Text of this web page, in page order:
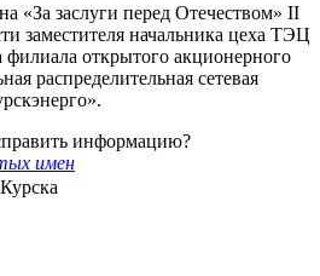
«За заслуги перед Отечеством» II
заместителя начальника цеха ТЭЦ
филиала открытого акционерного
распределительная сетевая
информацию?
имен